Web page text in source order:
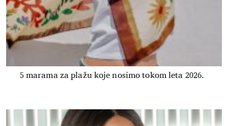
5 marama za plažu koje nosimo tokom leta 2026.